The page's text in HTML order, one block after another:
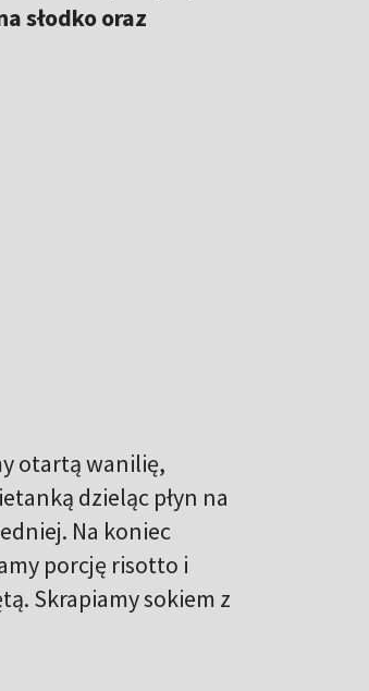
słodko oraz
otartą wanilię,
dzieląc płyn na
Na koniec
porcję risotto i
Skrapiamy sokiem z